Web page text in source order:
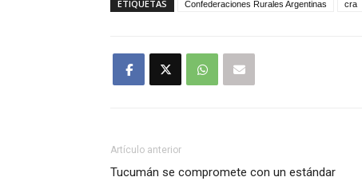
ETIQUETAS Confederaciones Rurales Argentinas cra
Artículo anterior
Tucumán se compromete con un estándar